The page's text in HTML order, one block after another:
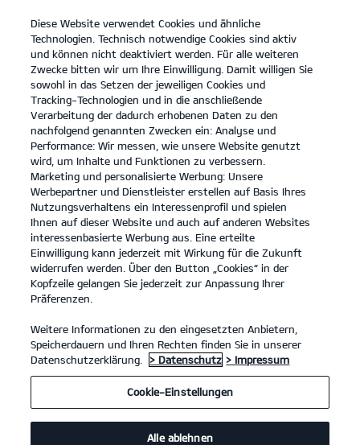
open
menu
KONTAKT
PROBEFAHRT
Modelle
Business
Angebote
Elektromobilität
Aktuelles
Diese Website verwendet Cookies und ähnliche
Technologien. Technisch notwendige Cookies sind aktiv
und können nicht deaktiviert werden. Für alle weiteren
Zwecke bitten wir um Ihre Einwilligung. Damit willigen Sie
sowohl in das Setzen der jeweiligen Cookies und
Tracking-Technologien und in die anschließende
Verarbeitung der dadurch erhobenen Daten zu den
nachfolgend genannten Zwecken ein: Analyse und
Performance: Wir messen, wie unsere Website genutzt
wird, um Inhalte und Funktionen zu verbessern.
Marketing und personalisierte Werbung: Unsere
Werbepartner und Dienstleister erstellen auf Basis Ihres
Nutzungsverhaltens ein Interessenprofil und spielen
Ihnen auf dieser Website und auch auf anderen Websites
interessenbasierte Werbung aus. Eine erteilte
Einwilligung kann jederzeit mit Wirkung für die Zukunft
widerrufen werden. Über den Button „Cookies“ in der
Kopfzeile gelangen Sie jederzeit zur Anpassung Ihrer
Präferenzen.
Weitere Informationen zu den eingesetzten Anbietern,
Speicherdauern und Ihren Rechten finden Sie in unserer
Datenschutzerklärung.
> Datenschutz > Impressum
Cookie-Einstellungen
Alle ablehnen